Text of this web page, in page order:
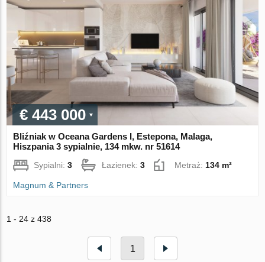
€ 443 000
Bliźniak w Oceana Gardens I, Estepona, Malaga,
Hiszpania 3 sypialnie, 134 mkw. nr 51614
Sypialni:3 Łazienek:3 Metraż:134 m²
Magnum & Partners
1 - 24 z 438
1